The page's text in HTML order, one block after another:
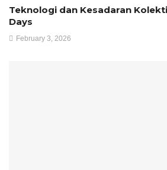
Teknologi dan Kesadaran
Days
February 3, 2026